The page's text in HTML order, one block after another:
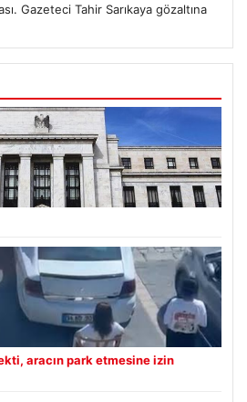
Gazeteci Tahir Sarıkaya gözaltına
aracın park etmesine izin